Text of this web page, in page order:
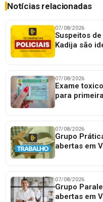
Notícias relacionadas
07/08/2026
Suspeitos
Kadija são
07/08/2026
Exame
para
07/08/2026
Grupo
abertas em
07/08/2026
Grupo
abertas em